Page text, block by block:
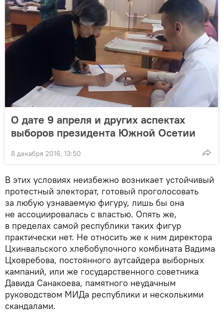
О дате 9 апреля и других аспектах
выборов президента Южной Осетии
8 декабря 2016, 13:50
В этих условиях неизбежно возникает устойчивый
протестный электорат, готовый проголосовать
за любую узнаваемую фигуру, лишь бы она
не ассоциировалась с властью. Опять же,
в пределах самой республики таких фигур
практически нет. Не относить же к ним директора
Цхинвальского хлебобулочного комбината Вадима
Цховребова, постоянного аутсайдера выборных
кампаний, или же государственного советника
Давида Санакоева, памятного неудачным
руководством МИДа республики и несколькими
скандалами.